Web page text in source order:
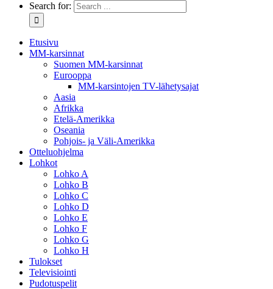
Search for:
Etusivu
MM-karsinnat
Suomen MM-karsinnat
Eurooppa
MM-karsintojen TV-lähetysajat
Aasia
Afrikka
Etelä-Amerikka
Oseania
Pohjois- ja Väli-Amerikka
Otteluohjelma
Lohkot
Lohko A
Lohko B
Lohko C
Lohko D
Lohko E
Lohko F
Lohko G
Lohko H
Tulokset
Televisiointi
Pudotuspelit